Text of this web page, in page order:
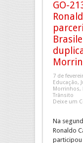
GO-
7 de
Educação,
Morrinhos,
Trânsito
Deixe um
Na
Ronaldo
participou